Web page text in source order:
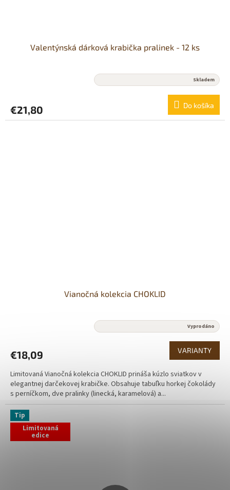
Valentýnská dárková krabička pralinek - 12 ks
je
5,0
Skladem
€21,80 Do košíka
Vianočná kolekcia CHOKLID
je
z
5
hviezdičiek.
Vyprodáno
€18,09 VARIANTY
Limitovaná Vianočná kolekcia CHOKLID prináša kúzlo sviatkov v
elegantnej darčekovej krabičke. Obsahuje tabuľku horkej čokolády
s perníčkom, dve pralinky (linecká, karamelová) a...
Tip
Limitovaná
edice